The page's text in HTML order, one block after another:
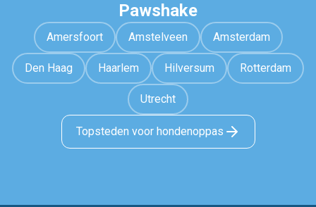
Pawshake
Amersfoort Amstelveen Amsterdam
Den Haag Haarlem Hilversum Rotterdam
Utrecht
Topsteden voor hondenoppas